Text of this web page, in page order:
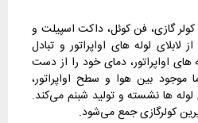
گازی، فن کوئل، داکت اسپیلت و
لوله های اواپراتور و تبادل
های اواپراتور، دمای خود را از دست
موجود بین هوا و سطح اواپراتور،
ها نشسته و تولید شبنم می‌کند.
کولرگازی جمع می‌شود.